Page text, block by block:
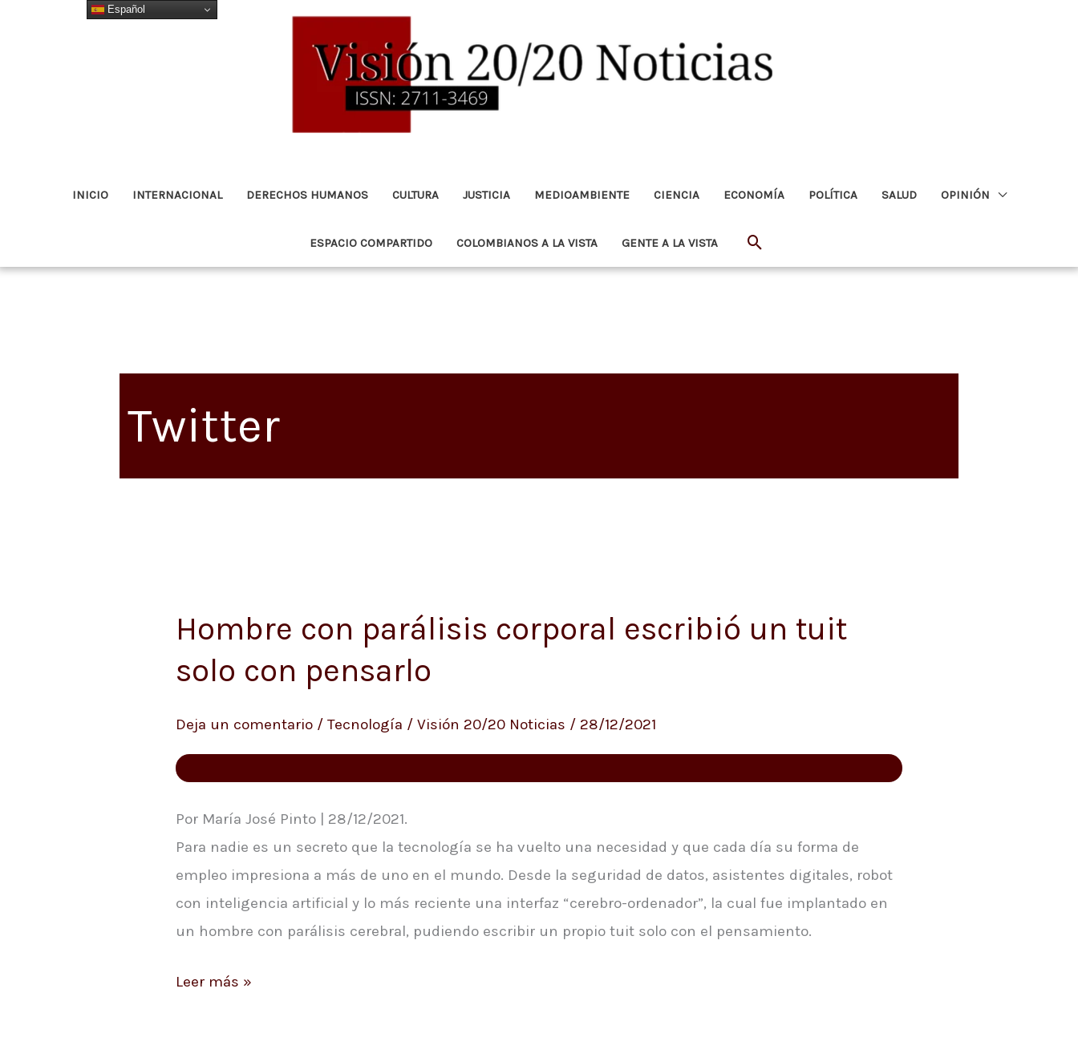
INICIO INTERNACIONAL DERECHOS HUMANOS CULTURA JUSTICIA MEDIOAMBIENTE CIENCIA ECONOMÍA POLÍTICA SALUD OPINIÓN
ESPACIO COMPARTIDO COLOMBIANOS A LA VISTA GENTE A LA VISTA Buscar
Twitter
Hombre con parálisis corporal escribió un tuit
solo con pensarlo
Deja un comentario / Tecnología / Visión 20/20 Noticias / 28/12/2021
Por María José Pinto | 28/12/2021.
Para nadie es un secreto que la tecnología se ha vuelto una necesidad y que cada día su forma de
empleo impresiona a más de uno en el mundo. Desde la seguridad de datos, asistentes digitales, robot
con inteligencia artificial y lo más reciente una interfaz “cerebro-ordenador”, la cual fue implantado en
un hombre con parálisis cerebral, pudiendo escribir un propio tuit solo con el pensamiento.
Hombre
parálisis
escribió
un
solo
con
pensarlo
Leer más »
Español